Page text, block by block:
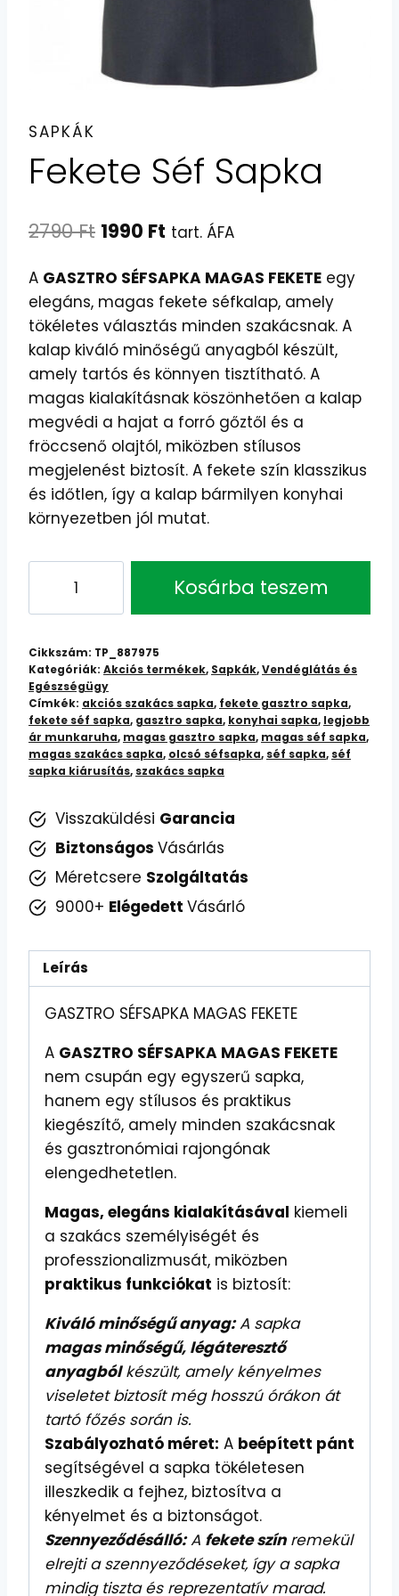
SAPKÁK
Fekete Séf Sapka
2790Ft Original
was:
2790 Ft.
1990 Ft Current
is:
1990 Ft.
tart. ÁFA
A GASZTRO SÉFSAPKA MAGAS FEKETE egy
elegáns, magas fekete séfkalap, amely
tökéletes választás minden szakácsnak. A
kalap kiváló minőségű anyagból készült,
amely tartós és könnyen tisztítható. A
magas kialakításnak köszönhetően a kalap
megvédi a hajat a forró gőztől és a
fröccsenő olajtól, miközben stílusos
megjelenést biztosít. A fekete szín klasszikus
és időtlen, így a kalap bármilyen konyhai
környezetben jól mutat.
Sapka
mennyiség
Kosárba teszem
Cikkszám: TP_887975
Kategóriák: Akciós termékek, Sapkák,Vendéglátás és
Egészségügy
Címkék: akciós szakács sapka, fekete gasztro sapka,
fekete séf sapka, gasztro sapka, konyhai sapka, legjobb
ár munkaruha, magas gasztro sapka, magas séf sapka,
magas szakács sapka, olcsó séfsapka, séf sapka, séf
sapka kiárusítás, szakács sapka
Visszaküldési Garancia
Biztonságos Vásárlás
Méretcsere Szolgáltatás
9000+ Elégedett Vásárló
Leírás
GASZTRO SÉFSAPKA MAGAS FEKETE
A GASZTRO SÉFSAPKA MAGAS FEKETE
nem csupán egy egyszerű sapka,
hanem egy stílusos és praktikus
kiegészítő, amely minden szakácsnak
és gasztronómiai rajongónak
elengedhetetlen.
Magas, elegáns kialakításával kiemeli
a szakács személyiségét és
professzionalizmusát, miközben
praktikus funkciókat is biztosít:
Kiváló minőségű anyag:A sapka
magas minőségű, légáteresztő
anyagbólkészült, amely kényelmes
viseletet biztosít még hosszú órákon át
tartó főzés során is.
Szabályozható méret: A beépített pánt
segítségével a sapka tökéletesen
illeszkedik a fejhez, biztosítva a
kényelmet és a biztonságot.
Szennyeződésálló:A fekete színremekül
elrejti a szennyeződéseket, így a sapka
mindig tiszta és reprezentatív marad.